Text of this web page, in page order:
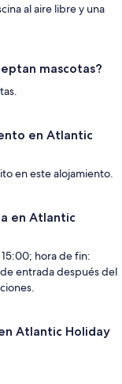
al aire libre y una
mascotas?
en Atlantic
en este alojamiento.
en Atlantic
hora de fin:
entrada después del
Atlantic Holiday